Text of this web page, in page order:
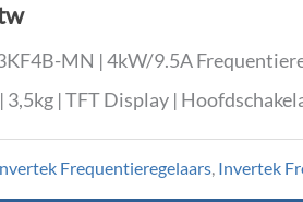
MN | 4kW/9.5A
| TFT Display |
Frequentieregelaars, Invertek